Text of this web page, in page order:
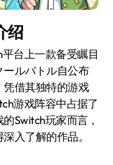
绍
台上一款备受瞩目
ルバトル自公布
借其独特的游戏
游戏阵容中占据了
Switch玩家而言，
入了解的作品。